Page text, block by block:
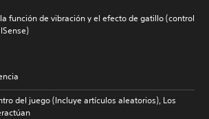
función de vibración y el efecto de gatillo (control
del juego (Incluye artículos aleatorios), Los